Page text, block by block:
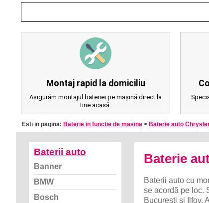
Montaj rapid la domiciliu
Asigurăm montajul bateriei pe mașină direct la
tine acasă.
Esti in pagina: Baterie in functie de masina > Baterie auto
Baterie
Baterii auto cu
se acordă pe loc.
București și Ilfov.
Baterii auto
Banner
BMW
Bosch